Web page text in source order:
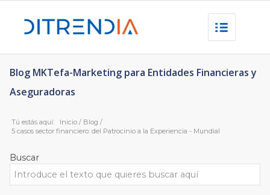
Blog MKTefa-Marketing para Entidades Financieras y
Aseguradoras
Tú estás aquí: Inicio / Blog /
5 casos sector financiero: del Patrocinio a la Experiencia - Mundial
Buscar